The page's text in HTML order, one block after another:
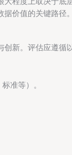
价值的关键路径。
新。评估应遵循
准等）。